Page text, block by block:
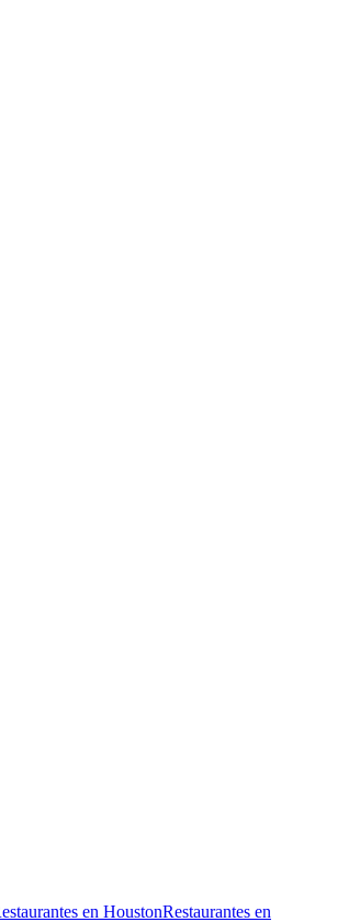
en HoustonRestaurantes en